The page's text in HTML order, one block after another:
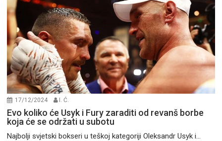
17/12/2024 I. Ć.
Evo koliko će Usyk i Fury zaraditi od revanš borbe
koja će se održati u subotu
Najbolji svjetski bokseri u teškoj kategoriji Oleksandr Usyk i...